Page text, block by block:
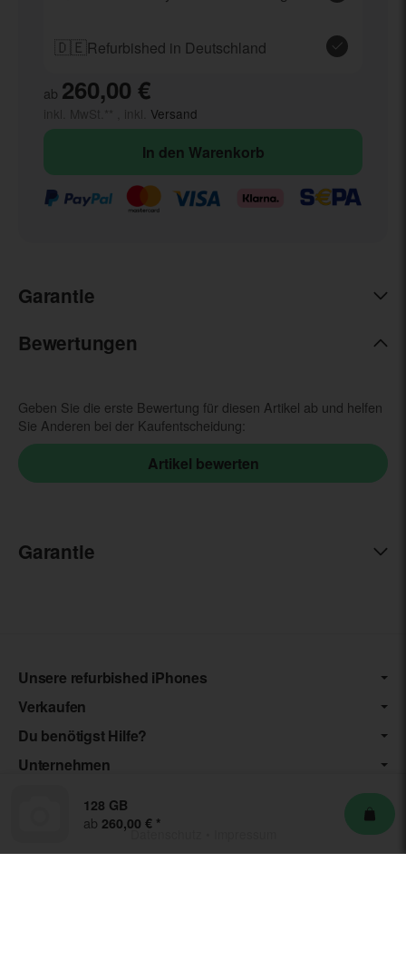
🇩🇪Refurbished in Deutschland
ab 260,00 €
Versand
In den Warenkorb
128 GB
ab 260,00 € *
Garantie
Bewertungen
Geben Sie die erste Bewertung für diesen Artikel ab und helfen
Sie Anderen bei der Kaufentscheidung:
Garantie
Unsere refurbished iPhones
Verkaufen
Du benötigst Hilfe?
Unternehmen
Datenschutz